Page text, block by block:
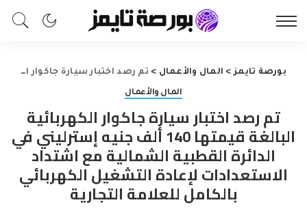
بورصة تايمز> المال والأعمال > تم رصد اختبار سيارة جاكوار الكهربائية البالغة قيمتها 140 ألف جنيه إسترليني في الدائرة القطبية الشمالية مع اشتداد الاستعدادات لإعادة التشغيل الكهربائي بالكامل للعلامة التجارية
المال والأعمال
تم رصد اختبار سيارة جاكوار الكهربائية
البالغة قيمتها 140 ألف جنيه إسترليني في
الدائرة القطبية الشمالية مع اشتداد
الاستعدادات لإعادة التشغيل الكهربائي
بالكامل للعلامة التجارية